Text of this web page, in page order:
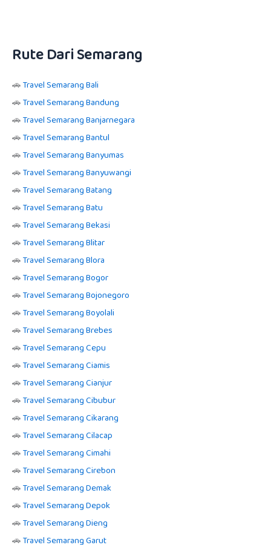
Rute Dari Semarang
🚗Travel Semarang Bali
🚗Travel Semarang Bandung
🚗Travel Semarang Banjarnegara
🚗Travel Semarang Bantul
🚗Travel Semarang Banyumas
🚗Travel Semarang Banyuwangi
🚗Travel Semarang Batang
🚗Travel Semarang Batu
🚗Travel Semarang Bekasi
🚗Travel Semarang Blitar
🚗Travel Semarang Blora
🚗Travel Semarang Bogor
🚗Travel Semarang Bojonegoro
🚗Travel Semarang Boyolali
🚗Travel Semarang Brebes
🚗Travel Semarang Cepu
🚗Travel Semarang Ciamis
🚗Travel Semarang Cianjur
🚗Travel Semarang Cibubur
🚗Travel Semarang Cikarang
🚗Travel Semarang Cilacap
🚗Travel Semarang Cimahi
🚗Travel Semarang Cirebon
🚗Travel Semarang Demak
🚗Travel Semarang Depok
🚗Travel Semarang Dieng
🚗Travel Semarang Garut